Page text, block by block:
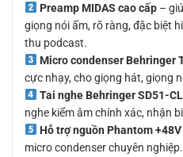
Preamp MIDAS cao cấp–
giọng nói ấm, rõ ràng, đặc biệt
thu podcast.
Micro condenser Behringer
cực nhạy, cho giọng hát, giọng
Tai nghe Behringer SD51-CL
nghe kiểm âm chính xác, nhận
Hỗ trợ nguồn Phantom +48V
micro condenser chuyên nghiệp.